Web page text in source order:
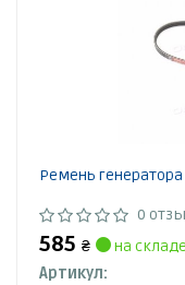
Ремень генератора
0
585 ₴
на складе
Артикул: